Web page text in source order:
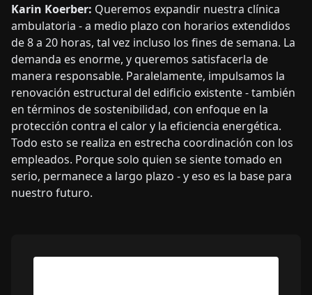
Karin Koerber: Queremos expandir nuestra clínica
ambulatoria - a medio plazo con horarios extendidos
de 8 a 20 horas, tal vez incluso los fines de semana. La
demanda es enorme, y queremos satisfacerla de
manera responsable. Paralelamente, impulsamos la
renovación estructural del edificio existente - también
en términos de sostenibilidad, con enfoque en la
protección contra el calor y la eficiencia energética.
Todo esto se realiza en estrecha coordinación con los
empleados. Porque solo quien se siente tomado en
serio, permanece a largo plazo - y eso es la base para
nuestro futuro.